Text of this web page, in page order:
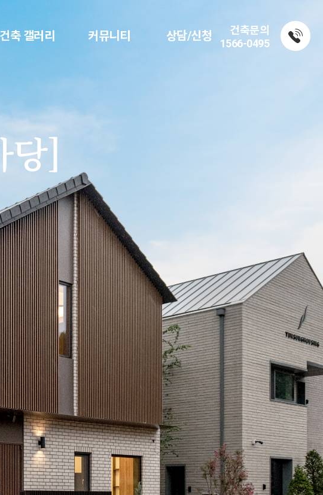
건축 갤러리 커뮤니티 상담/신청
건축문의
1566-0495
당]